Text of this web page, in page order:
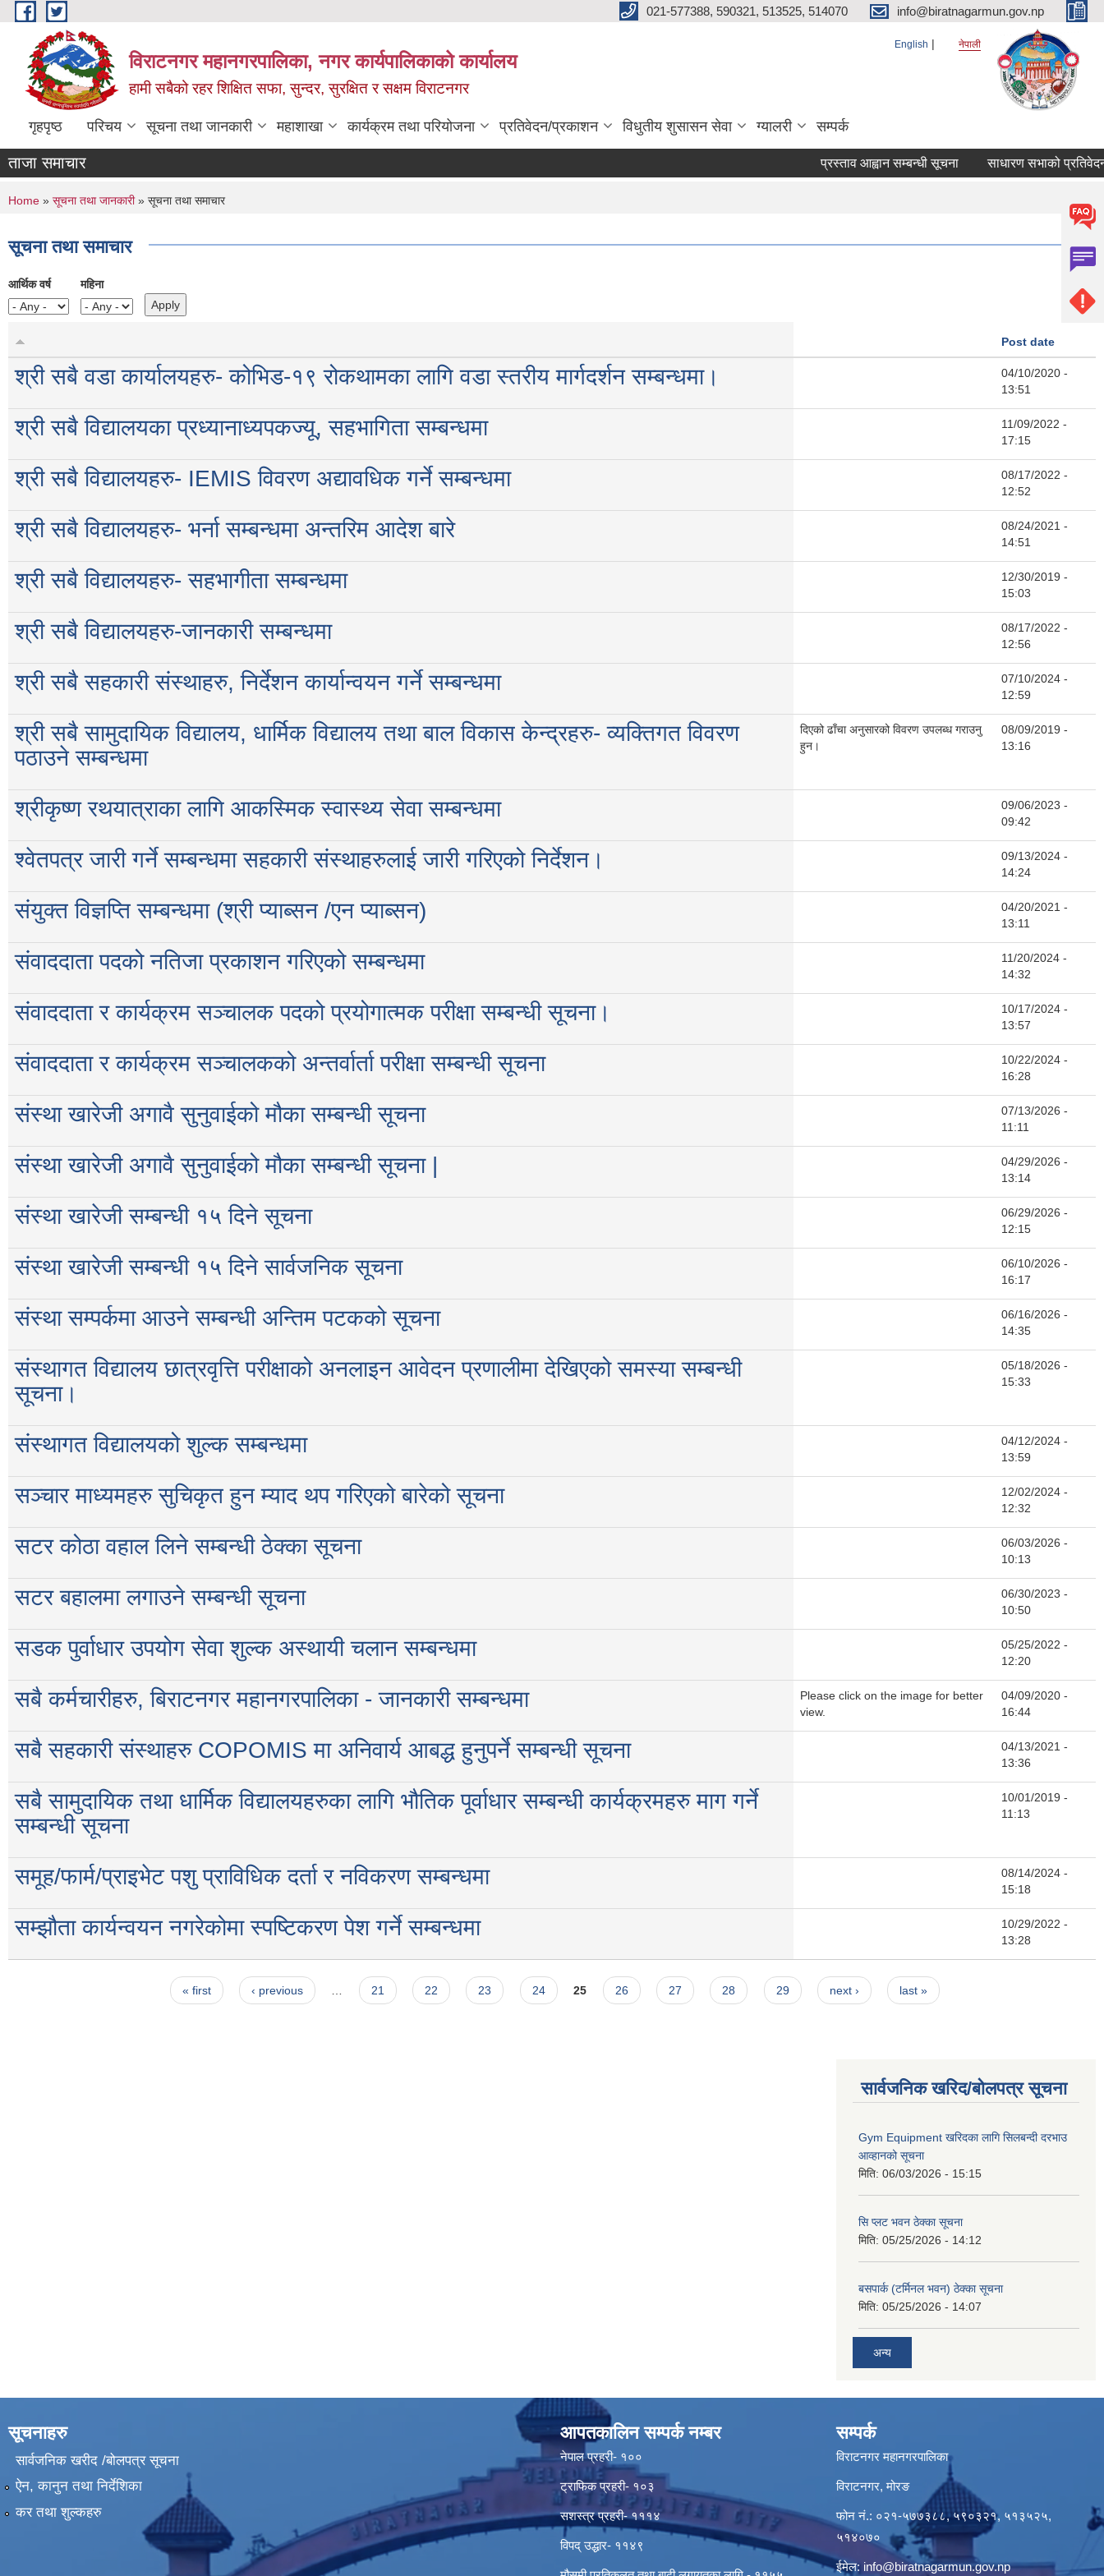
Skip to main content 021-577388, 590321, 513525, 514070 info@biratnagarmun.gov.np
विराटनगर महानगरपालिका, नगर कार्यपालिकाको कार्यालय
हामी सबैको रहर शिक्षित सफा, सुन्दर, सुरक्षित र सक्षम विराटनगर
English नेपाली
गृहपृष्ठ परिचय सूचना तथा जानकारी महाशाखा कार्यक्रम तथा परियोजना प्रतिवेदन/प्रकाशन विधुतीय शुसासन सेवा ग्यालरी सम्पर्क
ताजा समाचार प्रस्ताव आह्वान सम्बन्धी सूचना साधारण सभाको प्रतिवेदन
You are here
Home » सूचना तथा जानकारी» सूचना तथा समाचार
सूचना तथा समाचार
आर्थिक वर्ष महिना
Post date
श्री सबै वडा कार्यालयहरु- कोभिड-१९ रोकथामका लागि वडा स्तरीय मार्गदर्शन सम्बन्धमा।
04/10/2020 -
13:51
श्री सबै विद्यालयका प्रध्यानाध्यपकज्यू, सहभागिता सम्बन्धमा
11/09/2022 -
17:15
श्री सबै विद्यालयहरु- IEMIS विवरण अद्यावधिक गर्ने सम्बन्धमा
08/17/2022 -
12:52
श्री सबै विद्यालयहरु- भर्ना सम्बन्धमा अन्तरिम आदेश बारे
08/24/2021 -
14:51
श्री सबै विद्यालयहरु- सहभागीता सम्बन्धमा
12/30/2019 -
15:03
श्री सबै विद्यालयहरु-जानकारी सम्बन्धमा
08/17/2022 -
12:56
श्री सबै सहकारी संस्थाहरु, निर्देशन कार्यान्वयन गर्ने सम्बन्धमा
07/10/2024 -
12:59
श्री सबै सामुदायिक विद्यालय, धार्मिक विद्यालय तथा बाल विकास केन्द्रहरु- व्यक्तिगत विवरण
पठाउने सम्बन्धमा
दिएको ढाँचा अनुसारको विवरण उपलब्ध गराउनु
हुन।
08/09/2019 -
13:16
श्रीकृष्ण रथयात्राका लागि आकस्मिक स्वास्थ्य सेवा सम्बन्धमा
09/06/2023 -
09:42
श्वेतपत्र जारी गर्ने सम्बन्धमा सहकारी संस्थाहरुलाई जारी गरिएको निर्देशन।
09/13/2024 -
14:24
संयुक्त विज्ञप्ति सम्बन्धमा (श्री प्याब्सन /एन प्याब्सन)
04/20/2021 -
13:11
संवाददाता पदको नतिजा प्रकाशन गरिएको सम्बन्धमा
11/20/2024 -
14:32
संवाददाता र कार्यक्रम सञ्चालक पदको प्रयोगात्मक परीक्षा सम्बन्धी सूचना।
10/17/2024 -
13:57
संवाददाता र कार्यक्रम सञ्चालकको अन्तर्वार्ता परीक्षा सम्बन्धी सूचना
10/22/2024 -
16:28
संस्था खारेजी अगावै सुनुवाईको मौका सम्बन्धी सूचना
07/13/2026 -
11:11
संस्था खारेजी अगावै सुनुवाईको मौका सम्बन्धी सूचना |
04/29/2026 -
13:14
संस्था खारेजी सम्बन्धी १५ दिने सूचना
06/29/2026 -
12:15
संस्था खारेजी सम्बन्धी १५ दिने सार्वजनिक सूचना
06/10/2026 -
16:17
संस्था सम्पर्कमा आउने सम्बन्धी अन्तिम पटकको सूचना
06/16/2026 -
14:35
संस्थागत विद्यालय छात्रवृत्ति परीक्षाको अनलाइन आवेदन प्रणालीमा देखिएको समस्या सम्बन्धी
सूचना।
05/18/2026 -
15:33
संस्थागत विद्यालयको शुल्क सम्बन्धमा
04/12/2024 -
13:59
सञ्चार माध्यमहरु सुचिकृत हुन म्याद थप गरिएको बारेको सूचना
12/02/2024 -
12:32
सटर कोठा वहाल लिने सम्बन्धी ठेक्का सूचना
06/03/2026 -
10:13
सटर बहालमा लगाउने सम्बन्धी सूचना
06/30/2023 -
10:50
सडक पुर्वाधार उपयोग सेवा शुल्क अस्थायी चलान सम्बन्धमा
05/25/2022 -
12:20
सबै कर्मचारीहरु, बिराटनगर महानगरपालिका - जानकारी सम्बन्धमा
Please click on the image for better
view.
04/09/2020 -
16:44
सबै सहकारी संस्थाहरु COPOMIS मा अनिवार्य आबद्ध हुनुपर्ने सम्बन्धी सूचना
04/13/2021 -
13:36
सबै सामुदायिक तथा धार्मिक विद्यालयहरुका लागि भौतिक पूर्वाधार सम्बन्धी कार्यक्रमहरु माग गर्ने
सम्बन्धी सूचना
10/01/2019 -
11:13
समूह/फार्म/प्राइभेट पशु प्राविधिक दर्ता र नविकरण सम्बन्धमा
08/14/2024 -
15:18
सम्झौता कार्यन्वयन नगरेकोमा स्पष्टिकरण पेश गर्ने सम्बन्धमा
10/29/2022 -
13:28
« first ‹ previous … 21 22 23 24 25 26 27 28 29 next › last »
सार्वजनिक खरिद/बोलपत्र सूचना
Gym Equipment खरिदका लागि सिलबन्दी दरभाउ
आव्हानको सूचना
मिति: 06/03/2026 - 15:15
सि प्लट भवन ठेक्का सूचना
मिति: 05/25/2026 - 14:12
बसपार्क (टर्मिनल भवन) ठेक्का सूचना
मिति: 05/25/2026 - 14:07
अन्य
सूचनाहरु
सार्वजनिक खरीद /बोलपत्र सूचना
ऐन, कानुन तथा निर्देशिका
कर तथा शुल्कहरु
आपतकालिन सम्पर्क नम्बर
नेपाल प्रहरी- १००
ट्राफिक प्रहरी- १०३
सशस्त्र प्रहरी- १११४
विपद् उद्धार- ११४९
सम्पर्क
विराटनगर महानगरपालिका
विराटनगर, मोरङ
फोन नं.: ०२१-५७७३८८, ५९०३२१, ५१३५२५,
५१४०७०
ईमेल: info@biratnagarmun.gov.np